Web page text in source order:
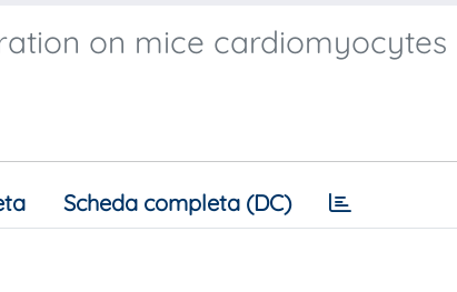
on mice cardiomyocytes
Scheda completa (DC)